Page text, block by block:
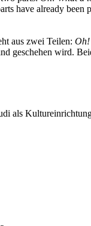
have already been
aus zwei Teilen: Oh!
geschehen wird.
als